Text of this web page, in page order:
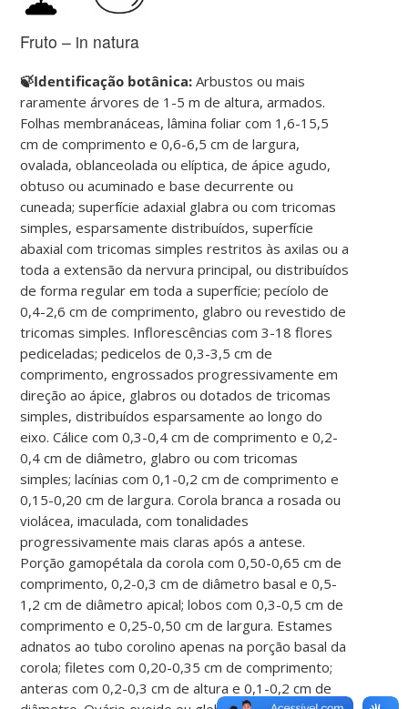
Fruto – in natura
🍃Identificação botânica:Arbustos ou mais
raramente árvores de 1-5 m de altura, armados.
Folhas membranáceas, lâmina foliar com 1,6-15,5
cm de comprimento e 0,6-6,5 cm de largura,
ovalada, oblanceolada ou elíptica, de ápice agudo,
obtuso ou acuminado e base decurrente ou
cuneada; superfície adaxial glabra ou com tricomas
simples, esparsamente distribuídos, superfície
abaxial com tricomas simples restritos às axilas ou a
toda a extensão da nervura principal, ou distribuídos
de forma regular em toda a superfície; pecíolo de
0,4-2,6 cm de comprimento, glabro ou revestido de
tricomas simples. Inflorescências com 3-18 flores
pediceladas; pedicelos de 0,3-3,5 cm de
comprimento, engrossados progressivamente em
direção ao ápice, glabros ou dotados de tricomas
simples, distribuídos esparsamente ao longo do
eixo. Cálice com 0,3-0,4 cm de comprimento e 0,2-
0,4 cm de diâmetro, glabro ou com tricomas
simples; lacínias com 0,1-0,2 cm de comprimento e
0,15-0,20 cm de largura. Corola branca a rosada ou
violácea, imaculada, com tonalidades
progressivamente mais claras após a antese.
Porção gamopétala da corola com 0,50-0,65 cm de
comprimento, 0,2-0,3 cm de diâmetro basal e 0,5-
1,2 cm de diâmetro apical; lobos com 0,3-0,5 cm de
comprimento e 0,25-0,50 cm de largura. Estames
adnatos ao tubo corolino apenas na porção basal da
corola; filetes com 0,20-0,35 cm de comprimento;
anteras com 0,2-0,3 cm de altura e 0,1-0,2 cm de